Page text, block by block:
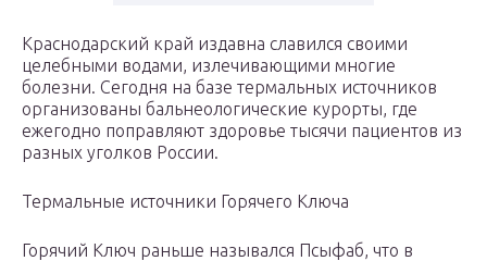
Краснодарский край издавна славился своими
целебными водами, излечивающими многие
болезни. Сегодня на базе термальных источников
организованы бальнеологические курорты, где
ежегодно поправляют здоровье тысячи пациентов из
разных уголков России.
Термальные источники Горячего Ключа
Горячий Ключ раньше назывался Псыфаб, что в